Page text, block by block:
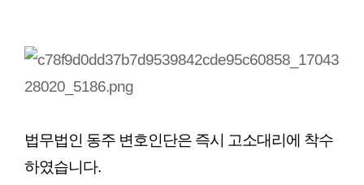
법무법인 동주 변호인단은 즉시 고소대리에 착수
하였습니다.